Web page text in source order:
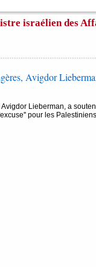
israélien des
Avigdor
Lieberman, a
pour les